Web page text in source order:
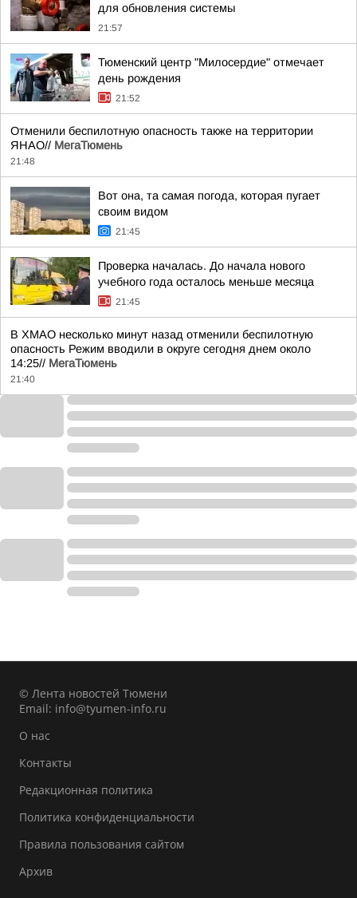
для обновления системы
21:57
Тюменский центр "Милосердие" отмечает
день рождения
21:52
Отменили беспилотную опасность также на территории
ЯНАО// МегаТюмень
21:48
Вот она, та самая погода, которая пугает
своим видом
21:45
Проверка началась. До начала нового
учебного года осталось меньше месяца
21:45
В ХМАО несколько минут назад отменили беспилотную
опасность Режим вводили в округе сегодня днем около
14:25// МегаТюмень
21:40
© Лента новостей Тюмени
Email: info@tyumen-info.ru
О нас
Контакты
Редакционная политика
Политика конфиденциальности
Правила пользования сайтом
Архив